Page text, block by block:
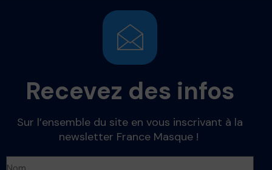
Recevez des infos
Sur l’ensemble du site en vous inscrivant à la
newsletter France Masque !